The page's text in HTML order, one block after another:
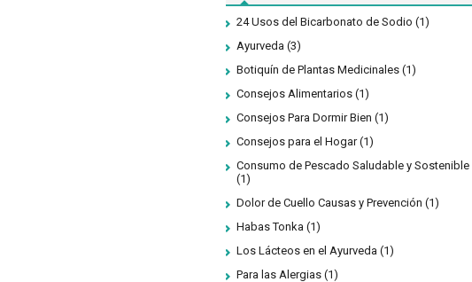
24 Usos del Bicarbonato de Sodio (1)
Ayurveda (3)
Botiquín de Plantas Medicinales (1)
Consejos Alimentarios (1)
Consejos Para Dormir Bien (1)
Consejos para el Hogar (1)
Consumo de Pescado Saludable y Sostenible
(1)
Dolor de Cuello Causas y Prevención (1)
Habas Tonka (1)
Los Lácteos en el Ayurveda (1)
Para las Alergias (1)